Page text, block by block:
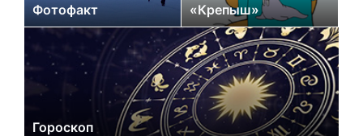
Фотофакт «Крепыш»
Гороскоп